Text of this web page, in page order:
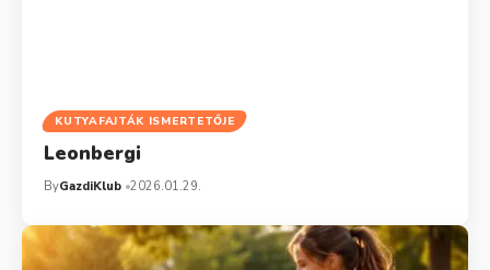
KUTYAFAJTÁK ISMERTETŐJE
Leonbergi
ByGazdiKlub 2026.01.29.